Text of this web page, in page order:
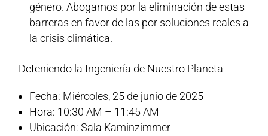
género. Abogamos por la eliminación de estas
barreras en favor de las por soluciones reales a
la crisis climática.
Deteniendo la Ingeniería de Nuestro Planeta
Fecha: Miércoles, 25 de junio de 2025
Hora: 10:30 AM – 11:45 AM
Ubicación: Sala Kaminzimmer